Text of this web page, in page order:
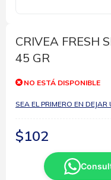
comienzo
de
la
de
imágenes
CRIVEA FRESH
45 GR
NO ESTÁ DISPONIBLE
SEA EL PRIMERO EN
$102